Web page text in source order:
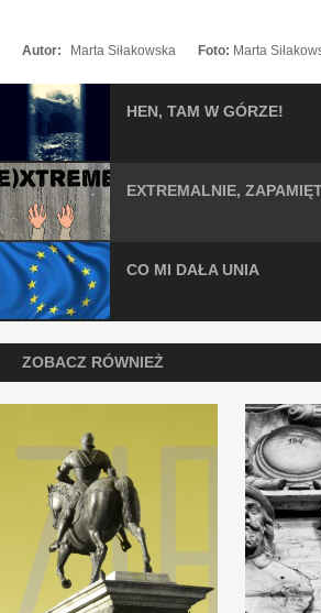
Autor: Marta Siłakowska Foto: Marta
HEN, TAM W GÓRZE!
EXTREMALNIE,
CO MI DAŁA UNIA
ZOBACZ RÓWNIEŻ